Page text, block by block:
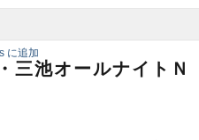
三池オールナイトＮ